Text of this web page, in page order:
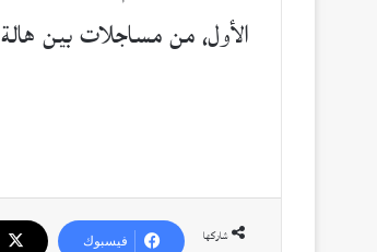
الأول، من مساجلات بين
شاركها فيسبوك